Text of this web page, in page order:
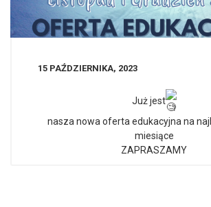
15 PAŹDZIERNIKA, 2023
Już jest
nasza nowa oferta edukacyjna na
miesiące
ZAPRASZAMY